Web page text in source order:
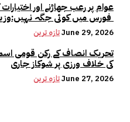
عوام پر رعب جھاڑنے اور
تازہ ترینJune 29, 2026
تحریک انصاف کے رکن قومی
کی خلاف ورزی پر شوکاز جاری
تازہ ترینJune 27, 2026